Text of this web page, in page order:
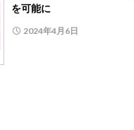
を可能に
2024年4月6日